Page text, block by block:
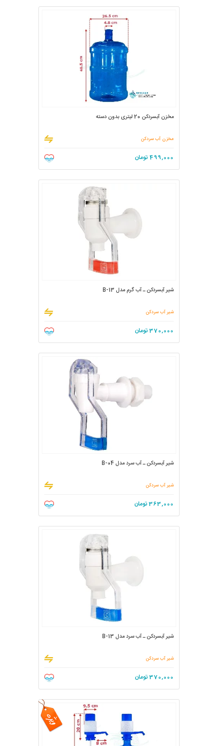
مخزن آبسردکن 20 لیتری بدون دسته
مخزن آب سردکن
499,000 تومان
شیر آبسردکن ـ آب گرم مدل B-13
شیر آب سردکن
370,000تومان
شیر آبسردکن ـ آب سرد مدل B-04
شیر آب سردکن
363,000تومان
شیر آبسردکن ـ آب سرد مدل B-13
شیر آب سردکن
370,000تومان